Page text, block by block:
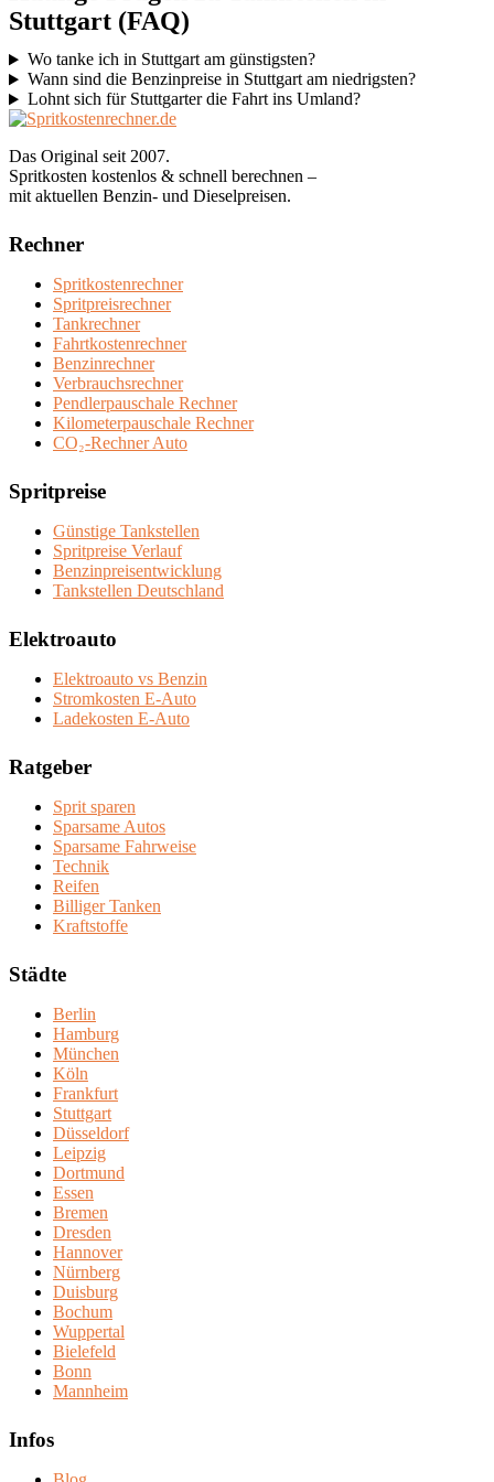
Anzeigen zu personalisieren, Funktionen für soziale
Medien anbieten zu können und die Zugriffe auf unsere
Website zu analysieren. Außerdem geben wir
Informationen zu Ihrer Verwendung unserer Website an
unsere Partner für soziale Medien, Werbung und
Analysen weiter. Unsere Partner führen diese
Informationen möglicherweise mit weiteren Daten
zusammen, die Sie ihnen bereitgestellt haben oder die
sie im Rahmen Ihrer Nutzung der Dienste gesammelt
Stuttgart (FAQ)
Wo tanke ich in Stuttgart am günstigsten?
Wann sind die Benzinpreise in Stuttgart am niedrigsten?
Lohnt sich für Stuttgarter die Fahrt ins Umland?
Das Original seit 2007.
Spritkosten kostenlos & schnell berechnen –
mit aktuellen Benzin- und Dieselpreisen.
Rechner
Spritkostenrechner
Spritpreisrechner
Tankrechner
Fahrtkostenrechner
Benzinrechner
Verbrauchsrechner
Pendlerpauschale Rechner
Kilometerpauschale Rechner
CO₂-Rechner Auto
Spritpreise
Günstige Tankstellen
Spritpreise Verlauf
Benzinpreisentwicklung
Tankstellen Deutschland
Elektroauto
Elektroauto vs Benzin
Stromkosten E-Auto
Ladekosten E-Auto
Ratgeber
Sprit sparen
Sparsame Autos
Sparsame Fahrweise
Technik
Reifen
Billiger Tanken
Kraftstoffe
Städte
Berlin
Hamburg
München
Köln
Frankfurt
Stuttgart
Düsseldorf
Leipzig
Dortmund
Essen
Bremen
Dresden
Hannover
Nürnberg
Duisburg
Bochum
Wuppertal
Bielefeld
Bonn
Mannheim
Infos